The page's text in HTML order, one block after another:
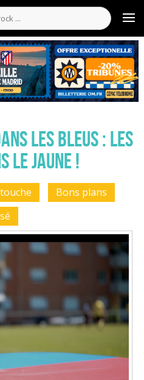
les bleus : les
le jaune !
Bons plans